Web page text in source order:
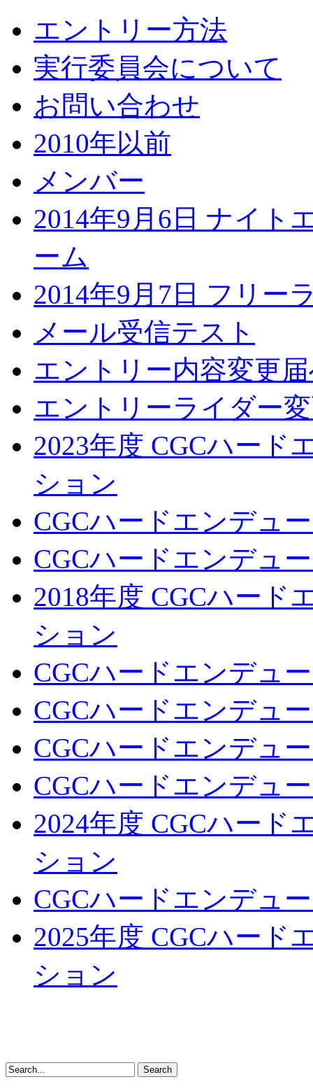
エントリー方法
実行委員会について
お問い合わせ
2010年以前
メンバー
2014年9月6日 ナイト
ーム
2014年9月7日 フリー
メール受信テスト
エントリー内容変更
エントリーライダー
2023年度 CGCハード
ション
CGCハードエンデュ
CGCハードエンデュ
2018年度 CGCハード
ション
CGCハードエンデュ
CGCハードエンデュ
CGCハードエンデュ
CGCハードエンデュ
2024年度 CGCハード
ション
CGCハードエンデュ
2025年度 CGCハード
ション